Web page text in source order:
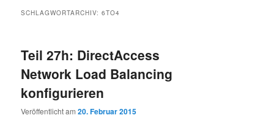
SCHLAGWORTARCHIV:6TO4
Teil 27h: DirectAccess
Network Load Balancing
konfigurieren
Veröffentlicht am20. Februar 2015